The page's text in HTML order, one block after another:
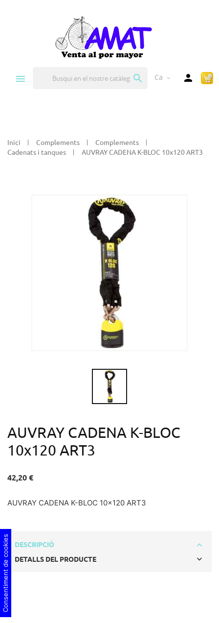
 Ca expand_more 
Inici Complements
Complements
Cadenats i tanques
AUVRAY CADENA K-BLOC 10x120 ART3
AUVRAY CADENA K-BLOC
10x120 ART3
42,20 €
AUVRAY CADENA K-BLOC 10x120 ART3
DESCRIPCIÓ
DETALLS DEL PRODUCTE
Consentiment de cookies